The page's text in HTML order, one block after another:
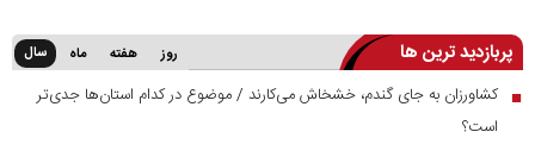
پربازدید ترین ها روز هفته ماه سال
■ کشاورزان به جای گندم، خشخاش می‌کارند / موضوع در کدام استان‌ها جدی‌تر
است؟